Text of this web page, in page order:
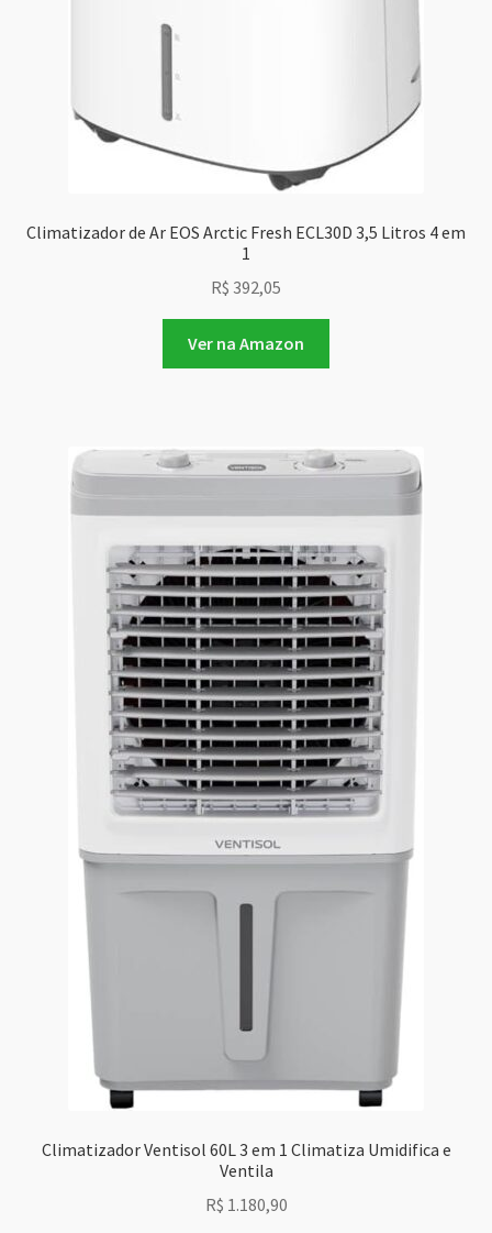
Climatizador de Ar EOS Arctic Fresh ECL30D 3,5 Litros 4 em
1
R$ 392,05
Ver na Amazon
Climatizador Ventisol 60L 3 em 1 Climatiza Umidifica e
Ventila
R$ 1.180,90